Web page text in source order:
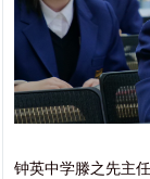
钟英中学滕之先主